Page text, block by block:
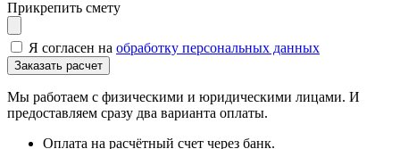
Прикрепить смету
Я согласен на обработку персональных данных
Мы работаем с физическими и юридическими лицами. И
предоставляем сразу два варианта оплаты.
Оплата на расчётный счет через банк.